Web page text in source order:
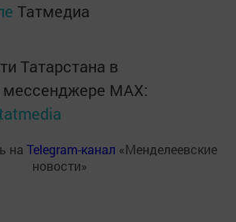
Татмедиа
Татарстана в
MАХ:
на Telegram-канал «Менделеевские
новости»